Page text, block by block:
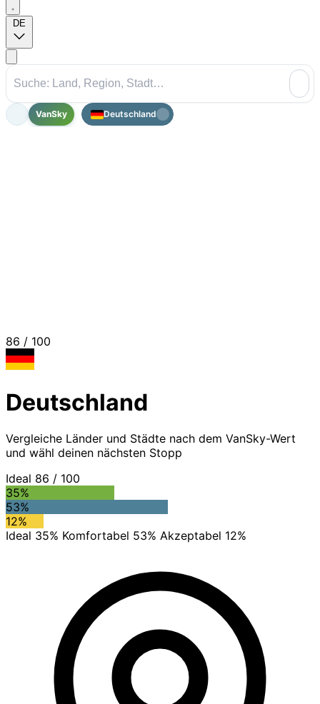
DE
VanSky Deutschland
86 / 100
Deutschland
Vergleiche Länder und Städte nach dem VanSky-Wert
und wähl deinen nächsten Stopp
Ideal 86 / 100
35%
53%
12%
Ideal 35% Komfortabel 53% Akzeptabel 12%